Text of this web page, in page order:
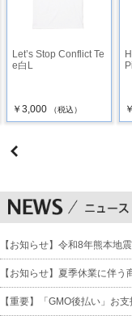
Let’s Stop Conflict Te
e白L
￥3,000 （税込）
【お知らせ】令和8年熊本地
【お知らせ】夏季休業に伴う
【重要】「GMO後払い」お